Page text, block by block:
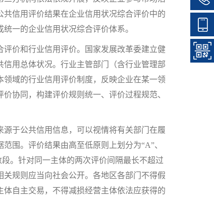
信用评价结果在企业信用状况综合评价中的
一的企业信用状况综合评价体系。
价和行业信用评价。国家发展改革委建立健
用总体状况。行业主管部门（含行业管理部
域的行业信用评价制度，反映企业在某一领
协同，构建评价规则统一、评价过程规范、
于公共信用信息，可以视情将有关部门在履
围。评价结果由高至低原则上划分为“A”、
。针对同一主体的两次评价间隔最长不超过
规则应当向社会公开。各地区各部门不得假
自主交易，不得减损经营主体依法应获得的